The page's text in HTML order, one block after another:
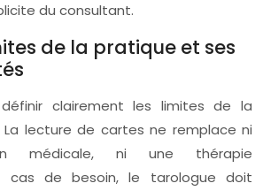
du consultant.
de la pratique et ses
clairement les limites de la
lecture de cartes ne remplace ni
médicale, ni une thérapie
cas de besoin, le tarologue doit